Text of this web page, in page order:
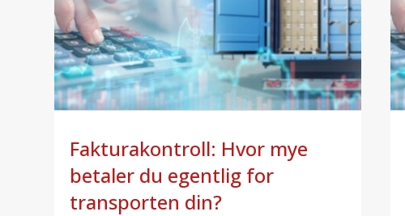
Fakturakontroll: Hvor mye
betaler du egentlig for
transporten din?